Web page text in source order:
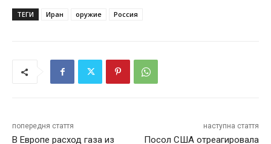
ТЕГИ Иран оружие Россия
попередня стаття
В Европе расход газа из
наступна стаття
Посол США отреагировала